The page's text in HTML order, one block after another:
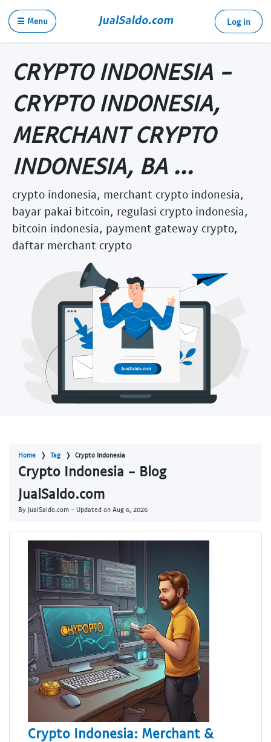
☰ Menu Log in
CRYPTO INDONESIA -
CRYPTO INDONESIA,
MERCHANT CRYPTO
INDONESIA, BA ...
crypto indonesia, merchant crypto indonesia,
bayar pakai bitcoin, regulasi crypto indonesia,
bitcoin indonesia, payment gateway crypto,
daftar merchant crypto
Home Tag Crypto Indonesia
Crypto Indonesia - Blog
JualSaldo.com
By JualSaldo.com - Updated on Aug 6, 2026
Crypto Indonesia: Merchant &